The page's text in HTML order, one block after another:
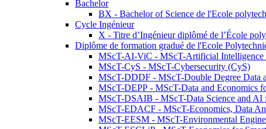
Bachelor
BX - Bachelor of Science de l'Ecole
Cycle Ingénieur
X - Titre d’Ingénieur diplômé de l’École
Diplôme de formation gradué de l'Ecole
MScT-AI-ViC - MScT-Artificial Intelligence
MScT-CyS - MScT-Cybersecurity (CyS)
MScT-DDDF - MScT-Double Degree Data
MScT-DEPP - MScT-Data and Economics
MScT-DSAIB - MScT-Data Science and AI
MScT-EDACF - MScT-Economics, Data
MScT-EESM - MScT-Environmental